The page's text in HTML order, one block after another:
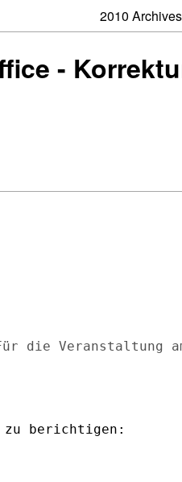
2010 Archives
-
die Veranstaltung
berichtigen: